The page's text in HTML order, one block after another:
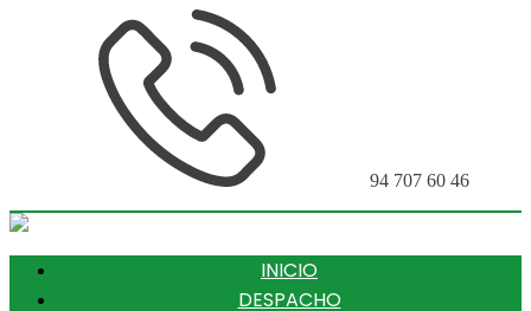
94 707 60 46
INICIO
DESPACHO